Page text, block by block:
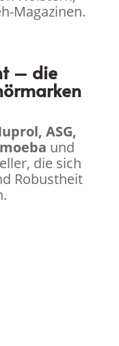
Magazinen.
– die
ASG,
und
die sich
Robustheit